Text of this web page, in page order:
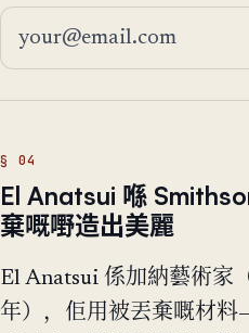
電郵地址
El Anatsui 喺
棄嘅嘢造出美麗
El Anatsui 係加納藝術家
年），佢用被丟棄嘅材